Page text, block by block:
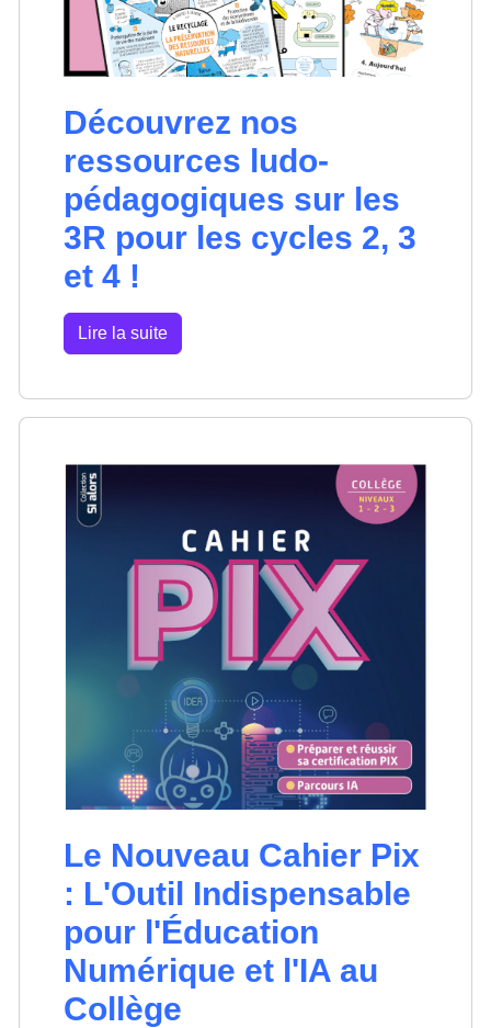
Découvrez nos
ressources ludo-
pédagogiques sur les
3R pour les cycles 2, 3
et 4 !
Lire la suite
Le Nouveau Cahier Pix
: L'Outil Indispensable
pour l'Éducation
Numérique et l'IA au
Collège